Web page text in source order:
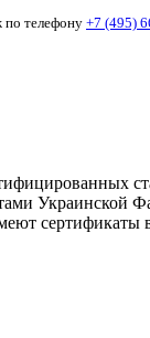
по телефону +7 (495)
сертификаты в